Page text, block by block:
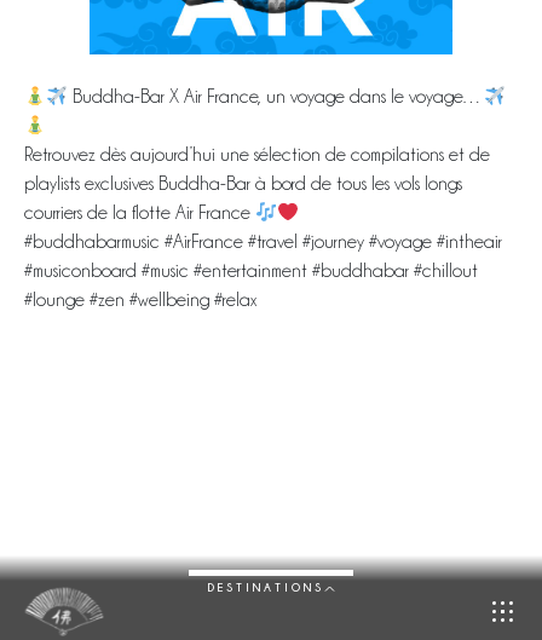
DESTINATIONS
Buddha-Bar X Air France, un voyage dans le voyage…
Retrouvez dès aujourd’hui une sélection de compilations et de
playlists exclusives Buddha-Bar à bord de tous les vols longs
courriers de la flotte Air France
#buddhabarmusic #AirFrance #travel #journey #voyage #intheair
#musiconboard #music #entertainment #buddhabar #chillout
#lounge #zen #wellbeing #relax